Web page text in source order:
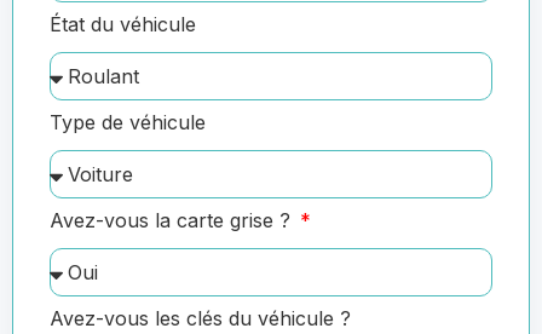
État du véhicule
Type de véhicule
Avez-vous la carte grise ?
Avez-vous les clés du véhicule ?